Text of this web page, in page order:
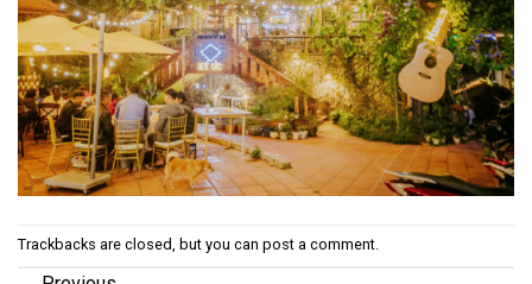
Trackbacks are closed, but you can post a comment.